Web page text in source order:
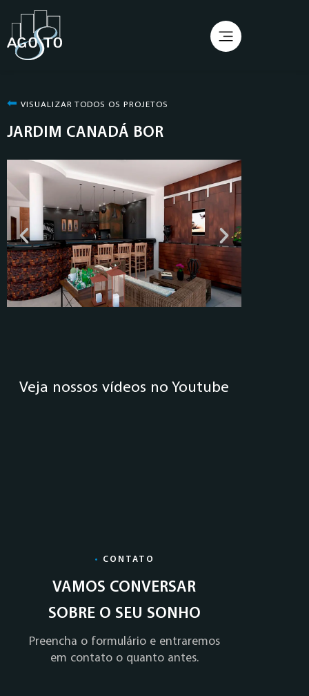
⬅︎ VISUALIZAR TODOS OS PROJETOS
JARDIM CANADÁ BOR
Veja nossos vídeos no Youtube
• CONTATO
VAMOS CONVERSAR
SOBRE O SEU SONHO
Preencha o formulário e entraremos
em contato o quanto antes.